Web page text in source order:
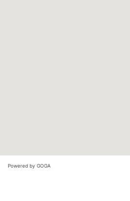
Powered by GOGA